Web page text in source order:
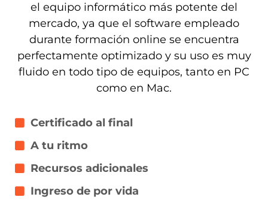
el equipo informático más potente del
mercado, ya que el software empleado
durante formación online se encuentra
perfectamente optimizado y su uso es muy
fluido en todo tipo de equipos, tanto en PC
como en Mac.
Certificado al final
A tu ritmo
Recursos adicionales
Ingreso de por vida